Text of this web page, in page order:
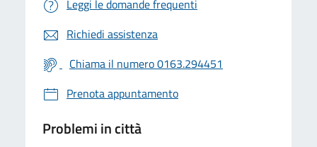
Leggi le domande frequenti
Richiedi assistenza
Chiama il numero 0163.294451
Prenota appuntamento
Problemi in città